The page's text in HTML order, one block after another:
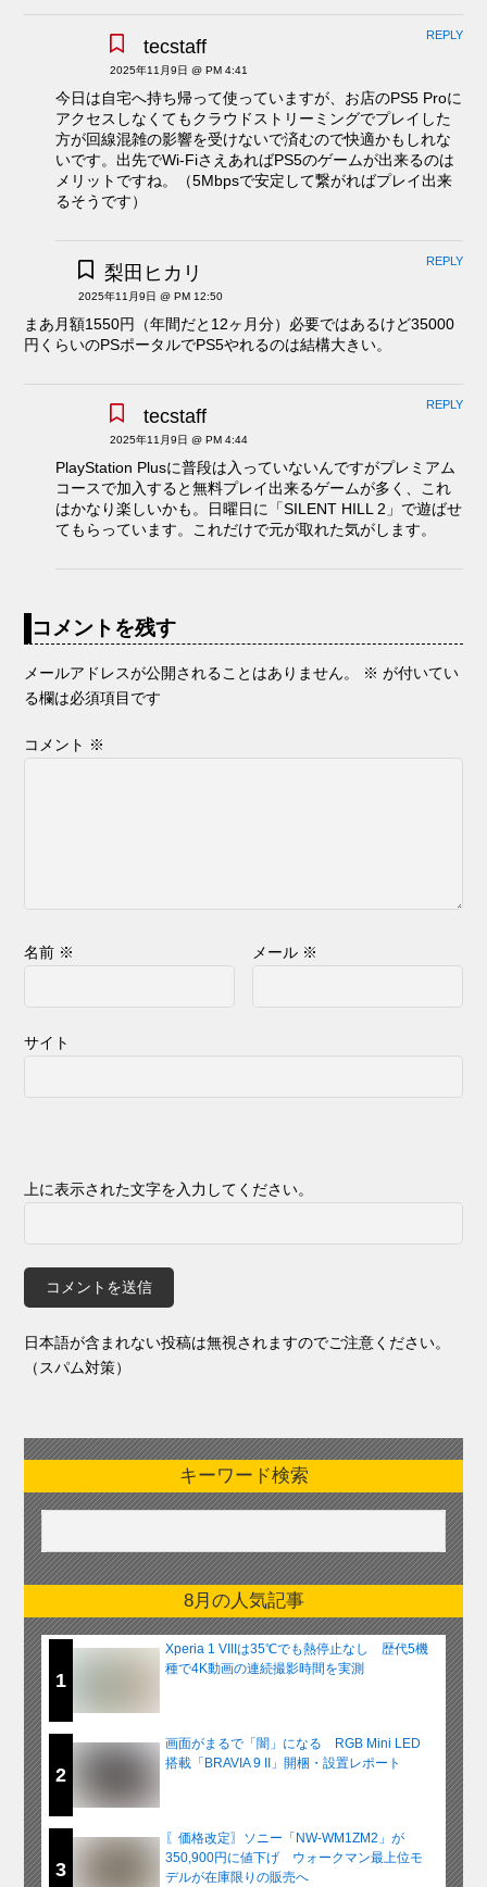
tecstaff
2025年11月9日 @ PM 4:41
今日は自宅へ持ち帰って使っていますが、お店のPS5 Proに
アクセスしなくてもクラウドストリーミングでプレイした
方が回線混雑の影響を受けないで済むので快適かもしれな
いです。出先でWi-FiさえあればPS5のゲームが出来るのは
メリットですね。（5Mbpsで安定して繋がればプレイ出来
るそうです）
REPLY
梨田ヒカリ
2025年11月9日 @ PM 12:50
まあ月額1550円（年間だと12ヶ月分）必要ではあるけど35000
円くらいのPSポータルでPS5やれるのは結構大きい。
REPLY
tecstaff
2025年11月9日 @ PM 4:44
PlayStation Plusに普段は入っていないんですがプレミアム
コースで加入すると無料プレイ出来るゲームが多く、これ
はかなり楽しいかも。日曜日に「SILENT HILL 2」で遊ばせ
てもらっています。これだけで元が取れた気がします。
REPLY
コメントを残す
メールアドレスが公開されることはありません。 ※ が付いてい
る欄は必須項目です
コメント ※
名前 ※ メール ※
サイト
上に表示された文字を入力してください。
日本語が含まれない投稿は無視されますのでご注意ください。
（スパム対策）
キーワード検索
8月の人気記事
1
Xperia 1 VIIIは35℃でも熱停止なし 歴代5機
種で4K動画の連続撮影時間を実測
2
画面がまるで「闇」になる RGB Mini LED
搭載「BRAVIA 9 II」開梱・設置レポート
3
〖価格改定〗ソニー「NW-WM1ZM2」が
350,900円に値下げ ウォークマン最上位モ
デルが在庫限りの販売へ